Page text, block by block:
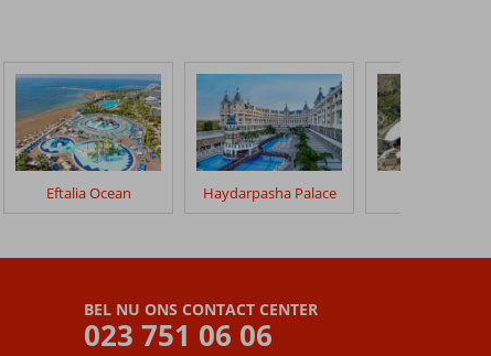
Eftalia Ocean Haydarpasha Palace
BEL NU ONS CONTACT CENTER
023 751 06 06